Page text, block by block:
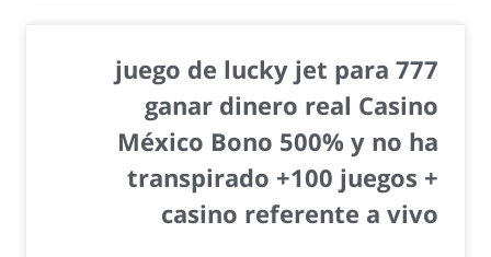
777 juego de lucky jet para
ganar dinero real Casino
México Bono 500% y no ha
transpirado +100 juegos +
casino referente a vivo